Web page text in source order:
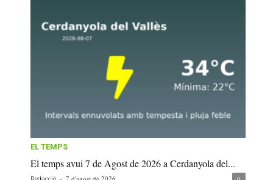
EL TEMPS
El temps avui 7 de Agost de 2026 a Cerdanyola del...